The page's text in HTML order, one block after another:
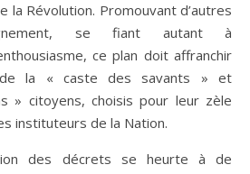
la Révolution. Promouvant d’autres
se fiant autant à
ce plan doit affranchir
de la « caste des savants » et
» citoyens, choisis pour leur zèle
instituteurs de la Nation.
des décrets se heurte à de